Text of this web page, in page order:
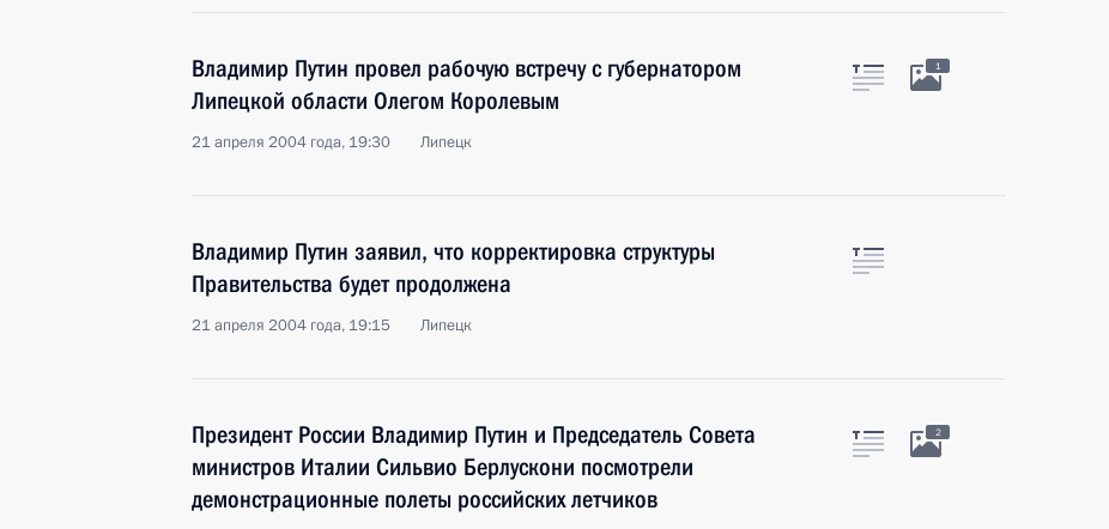
Владимир Путин провел рабочую встречу с губернатором
Липецкой области Олегом Королевым
21 апреля 2004 года, 19:30 Липецк
1
Владимир Путин заявил, что корректировка структуры
Правительства будет продолжена
21 апреля 2004 года, 19:15 Липецк
Президент России Владимир Путин и Председатель Совета
министров Италии Сильвио Берлускони посмотрели
демонстрационные полеты российских летчиков
2